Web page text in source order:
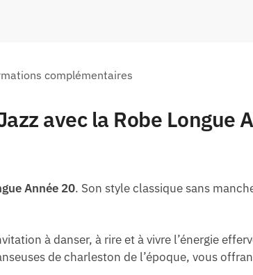
complémentaires
avec la Robe Longue
Année 20. Son style classique sans
à danser, à rire et à vivre l’énergie
de charleston de l’époque, vous